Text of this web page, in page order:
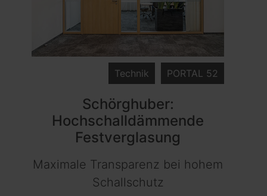
PORTAL 52
Technik
Schörghuber:
Hochschalldämmende
Festverglasung
Maximale Transparenz bei hohem
Schallschutz